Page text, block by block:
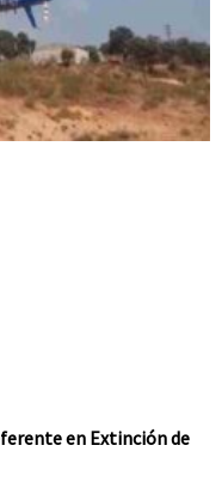
en Extinción de